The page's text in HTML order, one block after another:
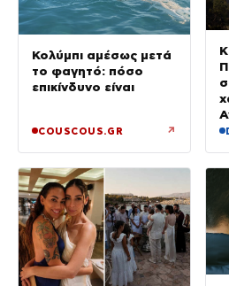
Κολύμπι αμέσως μετά
το φαγητό: πόσο
επικίνδυνο είναι
COUSCOUS.GR ↗